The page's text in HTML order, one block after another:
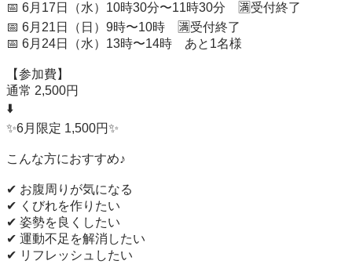
📅 6月17日（水）10時30分〜11時30分　🈵受付終了
📅 6月21日（日）9時〜10時　🈵受付終了
📅 6月24日（水）13時〜14時　あと1名様
【参加費】
通常 2,500円
⬇️
✨6月限定 1,500円✨
こんな方におすすめ♪
✔ お腹周りが気になる
✔ くびれを作りたい
✔ 姿勢を良くしたい
✔ 運動不足を解消したい
✔ リフレッシュしたい